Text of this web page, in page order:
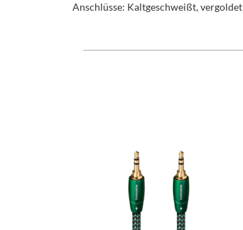
Anschlüsse: Kaltgeschweißt, vergoldet